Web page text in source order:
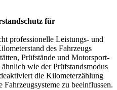
für
professionelle Leistungs- und
des Fahrzeugs
Prüfstände und Motorsport-
wie der Prüfstandsmodus
die Kilometerzählung
zu beeinflussen.